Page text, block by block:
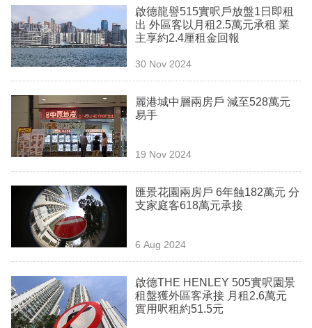
欄
訂
閱
區
啟德龍譽515實呎戶放盤1日即租
出 外區客以月租2.5萬元承租 業
主享約2.4厘租金回報
30 Nov 2024
麗港城中層兩房戶 減至528萬元
易手
19 Nov 2024
匯景花園兩房戶 6年蝕182萬元 分
支家庭客618萬元承接
6 Aug 2024
啟德THE HENLEY 505實呎園景
租盤獲外區客承接 月租2.6萬元
實用呎租約51.5元